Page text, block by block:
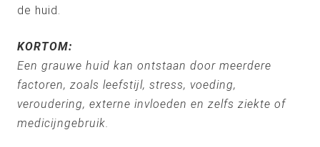
de huid.
KORTOM:
Een grauwe huid kan ontstaan door meerdere
factoren, zoals leefstijl, stress, voeding,
veroudering, externe invloeden en zelfs ziekte of
medicijngebruik.